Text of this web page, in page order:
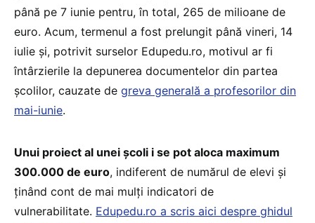
până pe 7 iunie pentru, în total, 265 de milioane de
euro. Acum, termenul a fost prelungit până vineri, 14
iulie și, potrivit surselor Edupedu.ro, motivul ar fi
întârzierile la depunerea documentelor din partea
școlilor, cauzate de greva generală a profesorilor din
mai-iunie.
Unui proiect al unei școli i se pot aloca maximum
300.000 de euro, indiferent de numărul de elevi și
ținând cont de mai mulți indicatori de
vulnerabilitate. Edupedu.ro a scris aici despre ghidul